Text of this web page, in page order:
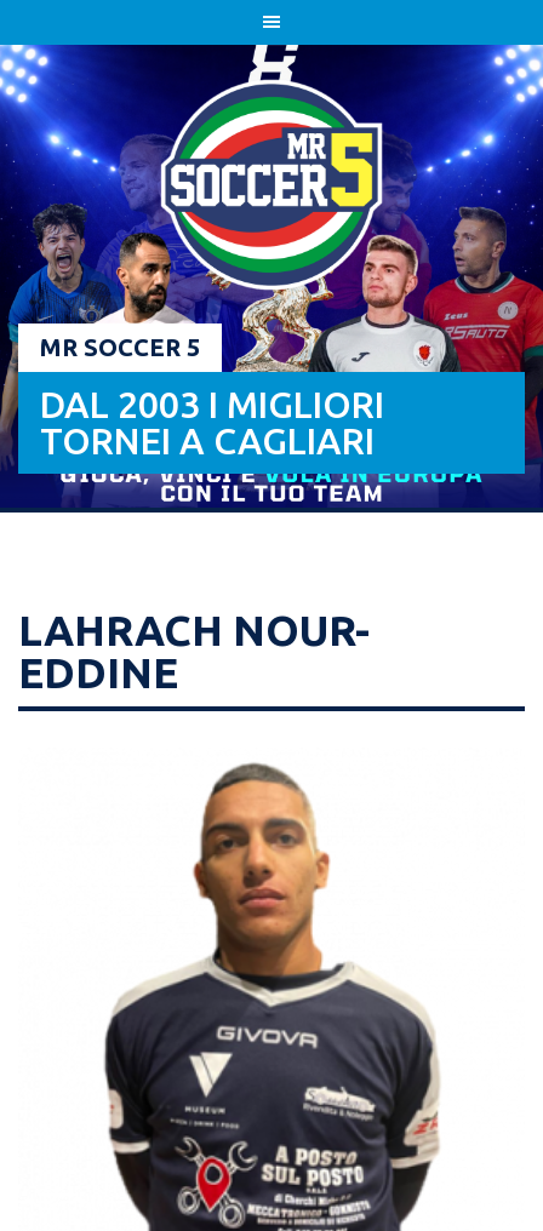
to
content
MR SOCCER 5
DAL 2003 I MIGLIORI
TORNEI A CAGLIARI
LAHRACH NOUR-
EDDINE